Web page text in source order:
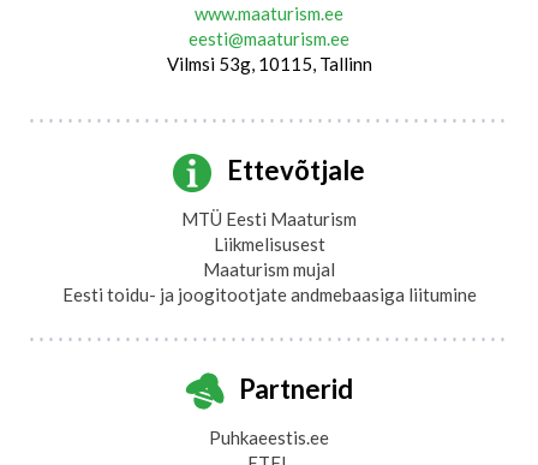
www.maaturism.ee
eesti@maaturism.ee
Vilmsi 53g, 10115, Tallinn
Ettevõtjale
MTÜ Eesti Maaturism
Liikmelisusest
Maaturism mujal
Eesti toidu- ja joogitootjate andmebaasiga liitumine
Partnerid
Puhkaeestis.ee